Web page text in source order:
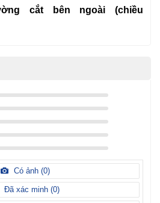
cắt bên ngoài (chiều
Có ảnh (0)
Đã xác minh (0)